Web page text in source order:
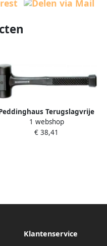
Terugslagvrije
hamer metalen kop 45mm
metalen steel geheel
1 webshop
€ 38,41
Klantenservice